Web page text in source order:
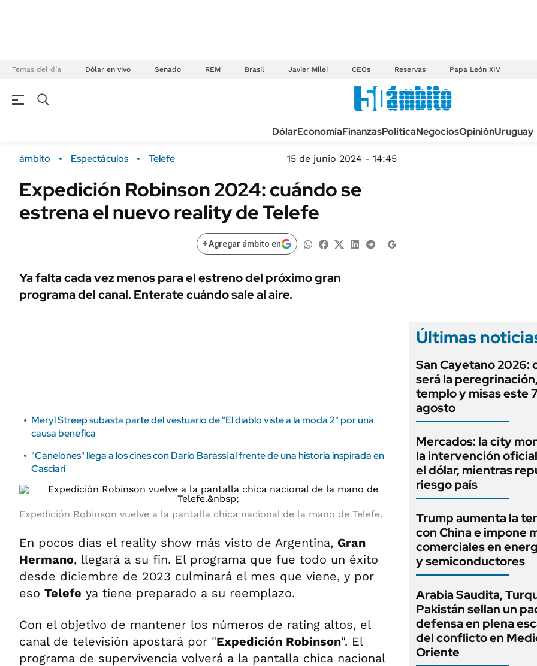
Temas del día Dólar en vivo Senado REM Brasil Javier Milei CEOs Reservas Papa León XIV
Campo
FINANZAS
ÁMBITO DEBATE
MEDIAKIT AMBITO DEBATE
Sustentabilidad
ENERGY REPORT
POLÍTICA
TECNOLOGÍA
MÉXICO
MUNDO
INFORMACIÓN GENERAL
LIFESTYLE
DólarEconomíaFinanzasPolíticaNegociosOpiniónUruguay
ámbito Espectáculos Telefe 15 de junio 2024 - 14:45
Expedición Robinson 2024: cuándo se
estrena el nuevo reality de Telefe
+Agregar ámbito en
Ya falta cada vez menos para el estreno del próximo gran
programa del canal. Enterate cuándo sale al aire.
Meryl Streep subasta parte del vestuario de "El diablo viste a la moda 2" por una
causa benefica
"Canelones" llega a los cines con Darío Barassi al frente de una historia inspirada en
Casciari
Expedición Robinson vuelve a la pantalla chica nacional de la mano de Telefe.
En pocos días el reality show más visto de Argentina, Gran
Hermano, llegará a su fin. El programa que fue todo un éxito
desde diciembre de 2023 culminará el mes que viene, y por
eso Telefe ya tiene preparado a su reemplazo.
Con el objetivo de mantener los números de rating altos, el
canal de televisión apostará por "Expedición Robinson". El
programa de supervivencia volverá a la pantalla chica nacional
Últimas
San Cayetano 2026:
será la
templo y misas este
agosto
Mercados: la city
la intervención
el dólar, mientras
riesgo país
Trump aumenta la
con China e impone
comerciales en
y semiconductores
Arabia Saudita,
Pakistán sellan un
defensa en plena
del conflicto en
Oriente